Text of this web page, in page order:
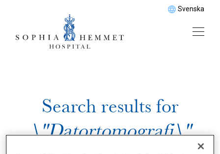
Svenska
Search results for
\"Datortomografi\"